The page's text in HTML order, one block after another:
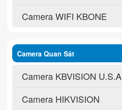
Camera WIFI KBONE
Camera Quan Sát
Camera KBVISION U.S.A
Camera HIKVISION